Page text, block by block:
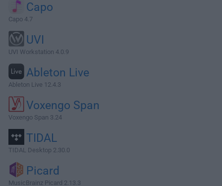
Capo
Capo 4.7
UVI
UVI Workstation 4.0.9
Ableton Live
Ableton Live 12.4.3
Voxengo Span
Voxengo Span 3.24
TIDAL
TIDAL Desktop 2.30.0
Picard
MusicBrainz Picard 2.13.3